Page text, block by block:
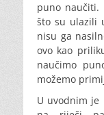
puno naučiti.
što su ulazili
nisu ga
ovo kao
naučimo
možemo
U uvodnim je